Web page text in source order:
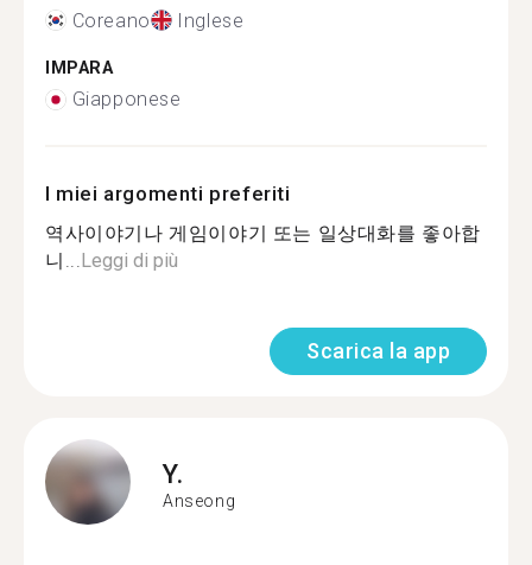
Coreano Inglese
IMPARA
Giapponese
I miei argomenti preferiti
역사이야기나 게임이야기 또는 일상대화를 좋아합
니...Leggi di più
Scarica la app
Y.
Anseong